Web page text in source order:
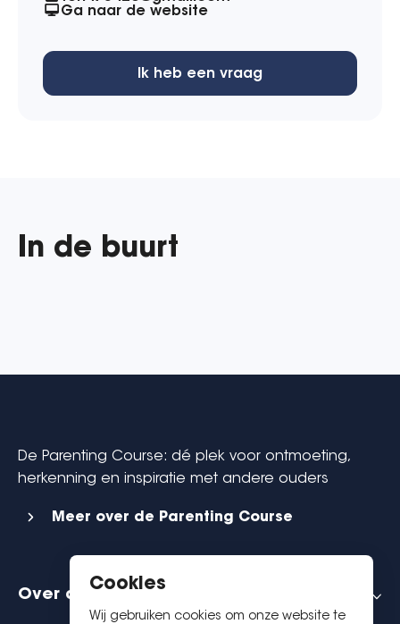
Ga naar de website
Ik heb een vraag
In de buurt
De Parenting Course: dé plek voor ontmoeting,
herkenning en inspiratie met andere ouders
Meer over de Parenting Course
Over de Parenting Course
Cookies
Wij gebruiken cookies om onze website te